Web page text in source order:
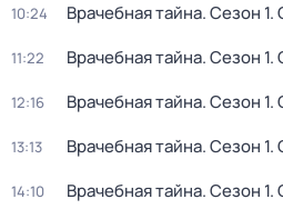
10:24 Врачебная тайна. Сезон 1.
11:22 Врачебная тайна. Сезон 1.
12:16 Врачебная тайна. Сезон 1.
13:13 Врачебная тайна. Сезон 1.
14:10 Врачебная тайна. Сезон 1.